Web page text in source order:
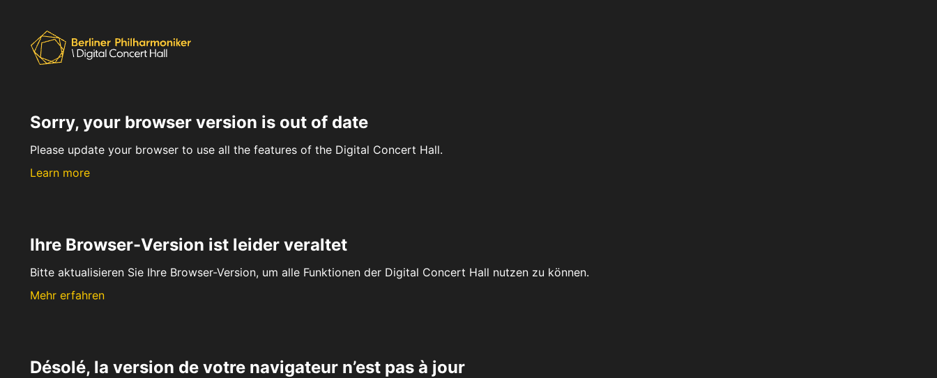
Sorry, your browser version is out of date
Please update your browser to use all the features of the Digital Concert Hall.
Learn more
Ihre Browser-Version ist leider veraltet
Bitte aktualisieren Sie Ihre Browser-Version, um alle Funktionen der Digital Concert Hall nutzen zu können.
Mehr erfahren
Désolé, la version de votre navigateur n’est pas à jour